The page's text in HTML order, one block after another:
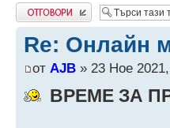
Write comments
Re: Онлайн
от AJB » 23 Ное
ВРЕМЕ ЗА